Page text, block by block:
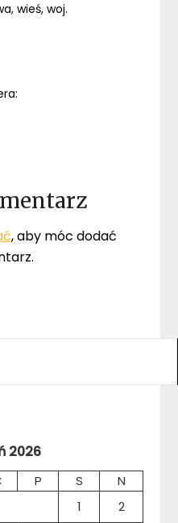
wieś, woj.
, aby móc dodać
2026
P S
N
1
2